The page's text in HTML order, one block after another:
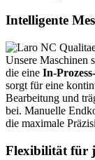
Intelligente
Unsere Maschinen
die eine In-
sorgt für eine
Bearbeitung und
bei. Manuelle
die maximale
Flexibilität für